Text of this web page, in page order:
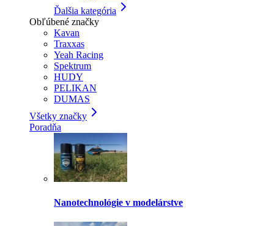
Ďalšia kategória
Obľúbené značky
Kavan
Traxxas
Yeah Racing
Spektrum
HUDY
PELIKAN
DUMAS
Všetky značky
Poradňa
Nanotechnológie v modelárstve